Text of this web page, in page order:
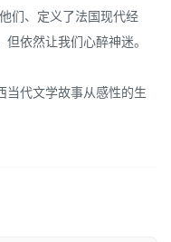
们、定义了法国现代经
依然让我们心醉神迷。
当代文学故事从感性的生